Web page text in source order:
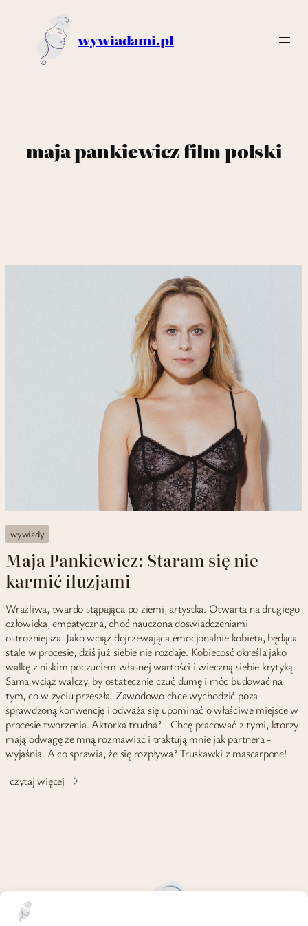
wywiadami.pl
maja pankiewicz film polski
wywiady
Maja Pankiewicz: Staram się nie
karmić iluzjami
Wrażliwa, twardo stąpająca po ziemi, artystka. Otwarta na drugiego
człowieka, empatyczna, choć nauczona doświadczeniami
ostrożniejsza. Jako wciąż dojrzewająca emocjonalnie kobieta, będąca
stale w procesie, dziś już siebie nie rozdaje. Kobiecość określa jako
walkę z niskim poczuciem własnej wartości i wieczną siebie krytyką.
Sama wciąż walczy, by ostatecznie czuć dumę i móc budować na
tym, co w życiu przeszła. Zawodowo chce wychodzić poza
sprawdzoną konwencję i odważa się upominać o właściwe miejsce w
procesie tworzenia. Aktorka trudna? - Chcę pracować z tymi, którzy
mają odwagę ze mną rozmawiać i traktują mnie jak partnera -
wyjaśnia. A co sprawia, że się rozpływa? Truskawki z mascarpone!
czytaj więcej